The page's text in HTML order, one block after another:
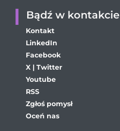
Bądź w kontakcie
Kontakt
LinkedIn
Facebook
X | Twitter
Youtube
RSS
Zgłoś pomysł
Oceń nas